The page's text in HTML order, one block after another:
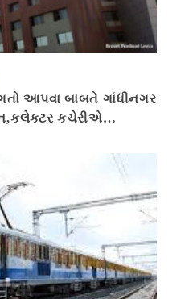
આપવા બાબતે ગાંધીનગર
કચેરીએ